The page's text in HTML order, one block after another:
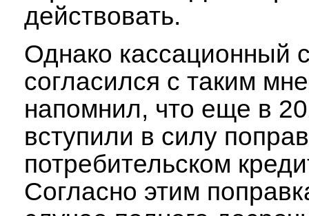
действовать.
Однако кассационный
согласился с таким
напомнил, что еще в
вступили в силу
потребительском
Согласно этим